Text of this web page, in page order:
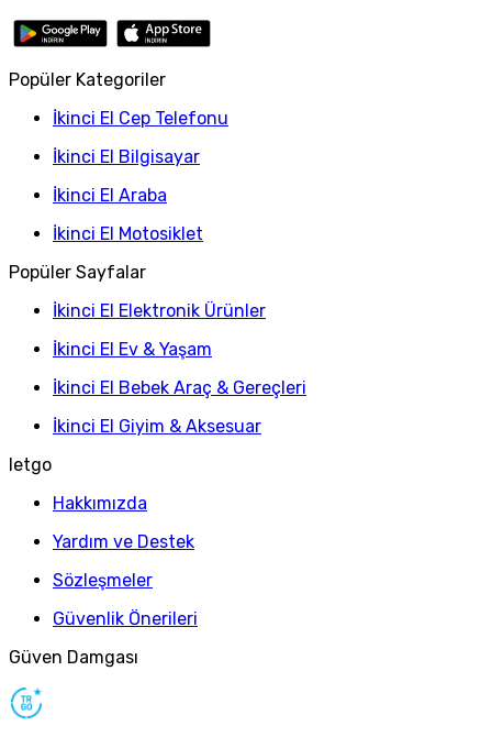
Popüler Kategoriler
İkinci El Cep Telefonu
İkinci El Bilgisayar
İkinci El Araba
İkinci El Motosiklet
Popüler Sayfalar
İkinci El Elektronik Ürünler
İkinci El Ev & Yaşam
İkinci El Bebek Araç & Gereçleri
İkinci El Giyim & Aksesuar
letgo
Hakkımızda
Yardım ve Destek
Sözleşmeler
Güvenlik Önerileri
Güven Damgası